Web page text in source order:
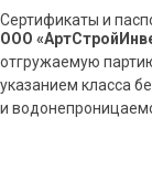
Сертификаты и
ООО
отгружаемую
указанием класса
и